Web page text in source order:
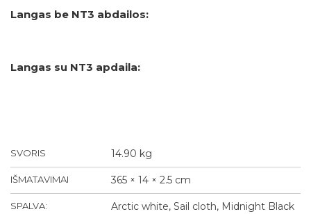
Langas be NT3 abdailos:
Langas su NT3 apdaila:
SVORIS 14.90 kg
IŠMATAVIMAI 365 × 14 × 2.5 cm
SPALVA: Arctic white, Sail cloth, Midnight Black